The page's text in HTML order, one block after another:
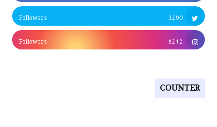
3290
Followers
5212
Followers
COUNTER